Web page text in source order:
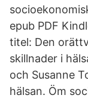
epub PDF
titel: Den
skillnader i
och Susanne
hälsan. Öm